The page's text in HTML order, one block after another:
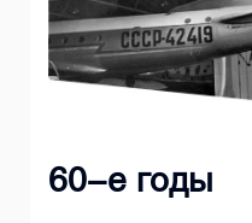
60-е годы